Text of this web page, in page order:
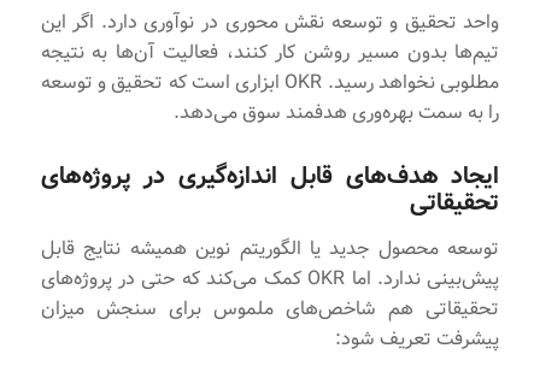
واحد تحقیق و توسعه نقش محوری در نوآوری دارد. اگر این
تیم‌ها بدون مسیر روشن کار کنند، فعالیت آن‌ها به نتیجه
مطلوبی نخواهد رسید. OKR ابزاری است که تحقیق و توسعه
را به سمت بهره‌وری هدفمند سوق می‌دهد.
ایجاد هدف‌های قابل اندازه‌گیری در پروژه‌های
تحقیقاتی
توسعه محصول جدید یا الگوریتم نوین همیشه نتایج قابل
پیش‌بینی ندارد. اما OKR کمک می‌کند که حتی در پروژه‌های
تحقیقاتی هم شاخص‌های ملموس برای سنجش میزان
پیشرفت تعریف شود: